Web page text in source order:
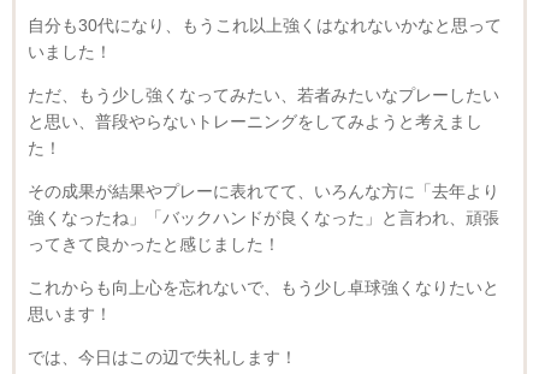
自分も30代になり、もうこれ以上強くはなれないかなと思って
いました！
ただ、もう少し強くなってみたい、若者みたいなプレーしたい
と思い、普段やらないトレーニングをしてみようと考えまし
た！
その成果が結果やプレーに表れてて、いろんな方に「去年より
強くなったね」「バックハンドが良くなった」と言われ、頑張
ってきて良かったと感じました！
これからも向上心を忘れないで、もう少し卓球強くなりたいと
思います！
では、今日はこの辺で失礼します！